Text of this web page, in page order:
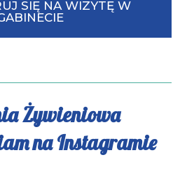
SIĘ NA WIZYTĘ W
Żywieniowa
na Instagramie